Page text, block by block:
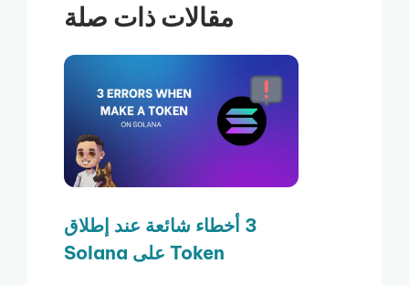
مقالات ذات صلة
3 أخطاء شائعة عند إطلاق
Token على Solana